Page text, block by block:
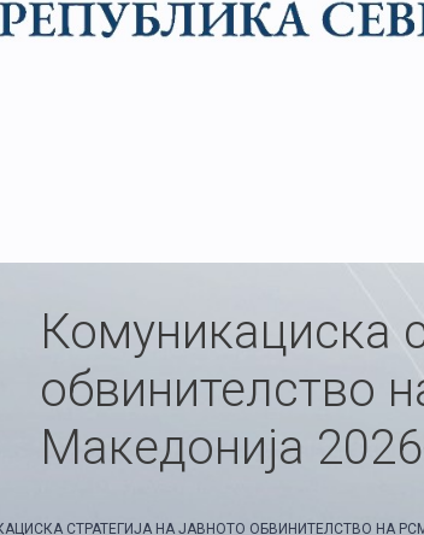
Комуникациска
обвинителство
Македонија
СТРАТЕГИЈА НА ЈАВНОТО ОБВИНИТЕЛСТВО НА